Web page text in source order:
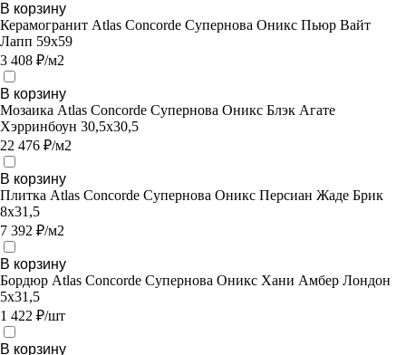
В корзину
Керамогранит Atlas Concorde Супернова Оникс Пьюр Вайт
Лапп 59х59
3 408 ₽/м2
В корзину
Мозаика Atlas Concorde Супернова Оникс Блэк Агате
Хэрринбоун 30,5х30,5
22 476 ₽/м2
В корзину
Плитка Atlas Concorde Супернова Оникс Персиан Жаде Брик
8х31,5
7 392 ₽/м2
В корзину
Бордюр Atlas Concorde Супернова Оникс Хани Амбер Лондон
5x31,5
1 422 ₽/шт
В корзину